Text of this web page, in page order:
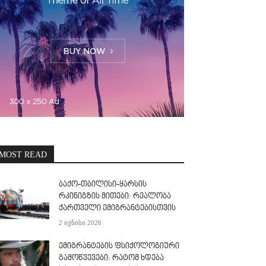
READ
ბაქო-თბილისი-ყარსის
რკინიგზის მითები: რეალობა
ქართველი ემიგრანტებისთვის
2 ივნისი 2026
ემიგრანტების ფსიქოლოგიური
გამოწვევები: რატომ ხდება